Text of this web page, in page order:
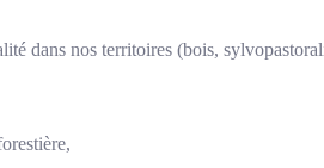
nos territoires (bois,